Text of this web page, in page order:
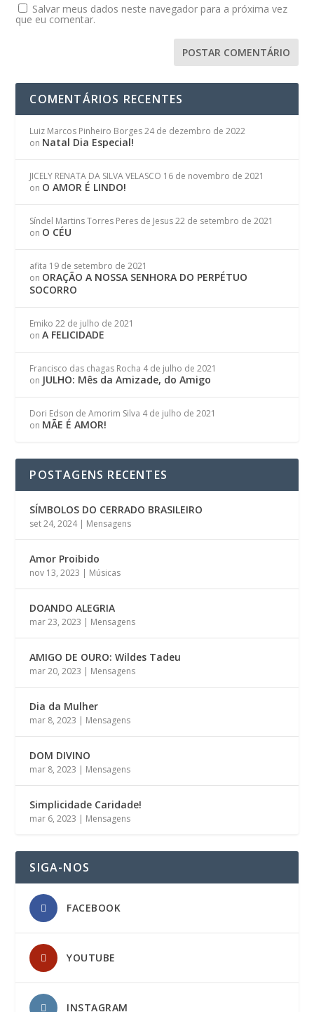
Salvar meus dados neste navegador para a próxima vez
que eu comentar.
COMENTÁRIOS RECENTES
Luiz Marcos Pinheiro Borges 24 de dezembro de 2022
on Natal Dia Especial!
JICELY RENATA DA SILVA VELASCO 16 de novembro de 2021
on O AMOR É LINDO!
Síndel Martins Torres Peres de Jesus 22 de setembro de 2021
on O CÉU
afita 19 de setembro de 2021
on ORAÇÃO A NOSSA SENHORA DO PERPÉTUO
SOCORRO
Emiko 22 de julho de 2021
onA FELICIDADE
Francisco das chagas Rocha 4 de julho de 2021
on JULHO: Mês da Amizade, do Amigo
Dori Edson de Amorim Silva 4 de julho de 2021
on MÃE É AMOR!
POSTAGENS RECENTES
SÍMBOLOS DO CERRADO BRASILEIRO
set 24, 2024| Mensagens
Amor Proibido
nov 13, 2023 | Músicas
DOANDO ALEGRIA
mar 23, 2023 | Mensagens
AMIGO DE OURO: Wildes Tadeu
mar 20, 2023 | Mensagens
Dia da Mulher
mar 8, 2023 | Mensagens
DOM DIVINO
mar 8, 2023 | Mensagens
Simplicidade Caridade!
mar 6, 2023 | Mensagens
SIGA-NOS
FACEBOOK
YOUTUBE
INSTAGRAM